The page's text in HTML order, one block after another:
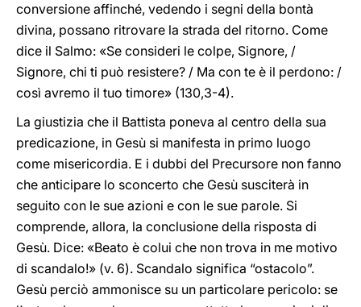
conversione affinché, vedendo i segni della bontà
divina, possano ritrovare la strada del ritorno. Come
dice il Salmo: «Se consideri le colpe, Signore, /
Signore, chi ti può resistere? / Ma con te è il perdono: /
così avremo il tuo timore» (130,3-4).
La giustizia che il Battista poneva al centro della sua
predicazione, in Gesù si manifesta in primo luogo
come misericordia. E i dubbi del Precursore non fanno
che anticipare lo sconcerto che Gesù susciterà in
seguito con le sue azioni e con le sue parole. Si
comprende, allora, la conclusione della risposta di
Gesù. Dice: «Beato è colui che non trova in me motivo
di scandalo!» (v. 6). Scandalo significa “ostacolo”.
Gesù perciò ammonisce su un particolare pericolo: se